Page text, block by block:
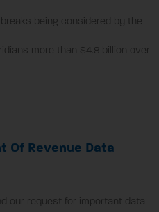
being considered by the
more than $4.8 billion over
Of Revenue Data
our request for important data